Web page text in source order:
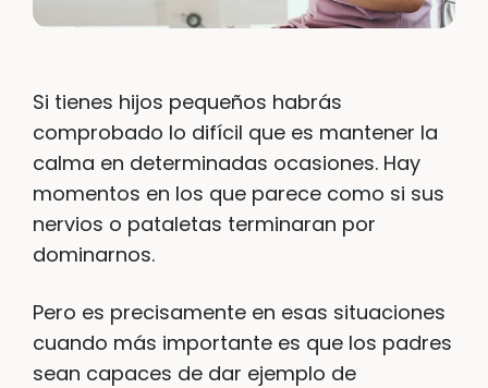
Si tienes hijos pequeños habrás
comprobado lo difícil que es mantener la
calma en determinadas ocasiones. Hay
momentos en los que parece como si sus
nervios o pataletas terminaran por
dominarnos.
Pero es precisamente en esas situaciones
cuando más importante es que los padres
sean capaces de dar ejemplo de